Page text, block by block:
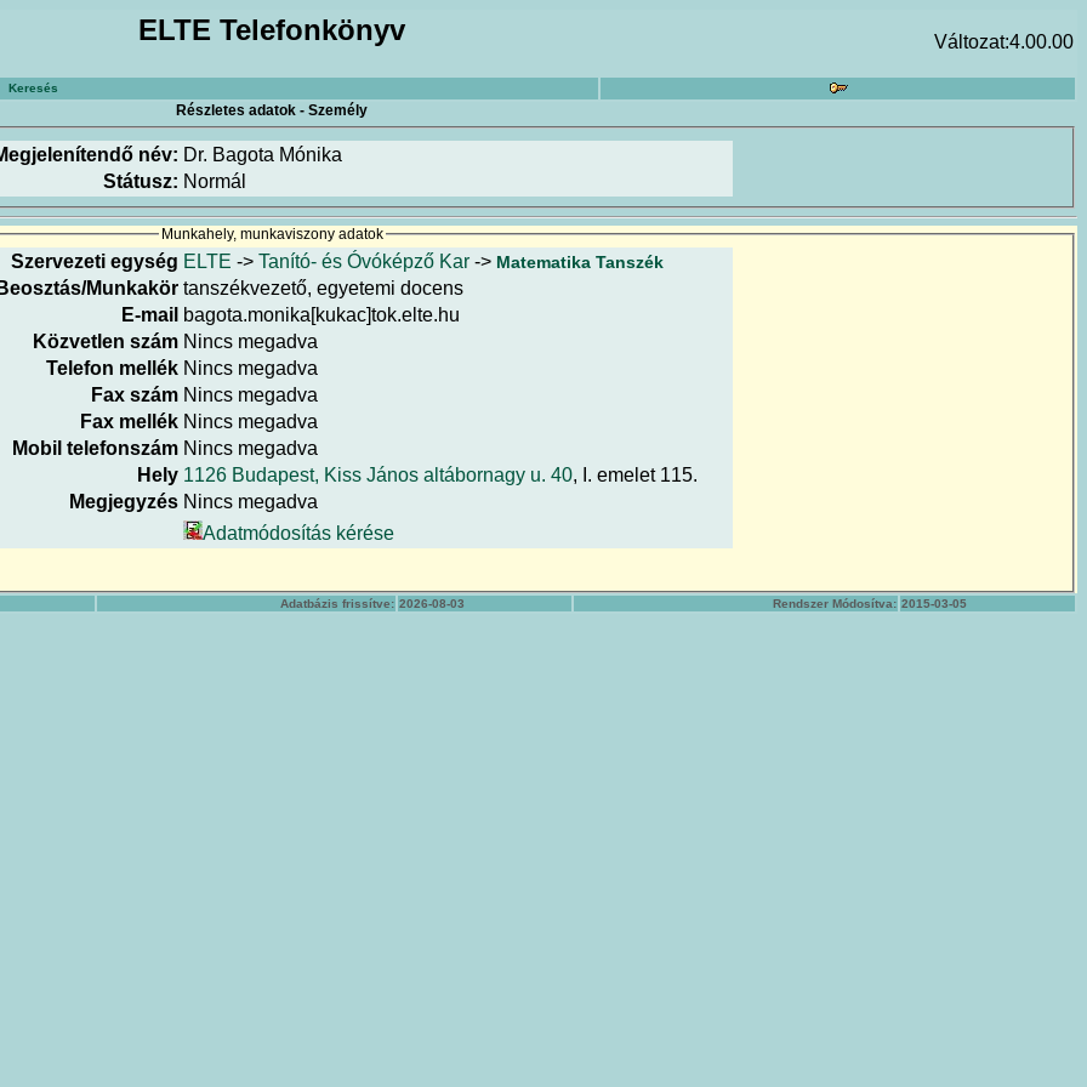
ELTE Telefonkönyv Változat:4.00.00
Keresés
Részletes adatok - Személy
név: Dr. Bagota Mónika
Státusz: Normál
Munkahely, munkaviszony adatok
Szervezeti egység ELTE -> Tanító- és Óvóképző Kar -> Matematika Tanszék
Beosztás/Munkakör tanszékvezető, egyetemi docens
E-mail bagota.monika[kukac]tok.elte.hu
Közvetlen szám Nincs megadva
Telefon mellék Nincs megadva
Fax szám Nincs megadva
Fax mellék Nincs megadva
Mobil telefonszám Nincs megadva
Hely 1126 Budapest, Kiss János altábornagy u. 40, I. emelet 115.
Megjegyzés Nincs megadva
Adatmódosítás kérése
Adatbázis frissítve: 2026-08-03 Rendszer Módosítva: 2015-03-05